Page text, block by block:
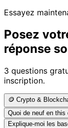
Essayez
Posez
réponse
3 questions
inscription.
🪙 Crypto &
Quoi de neuf en this
Explique-moi les